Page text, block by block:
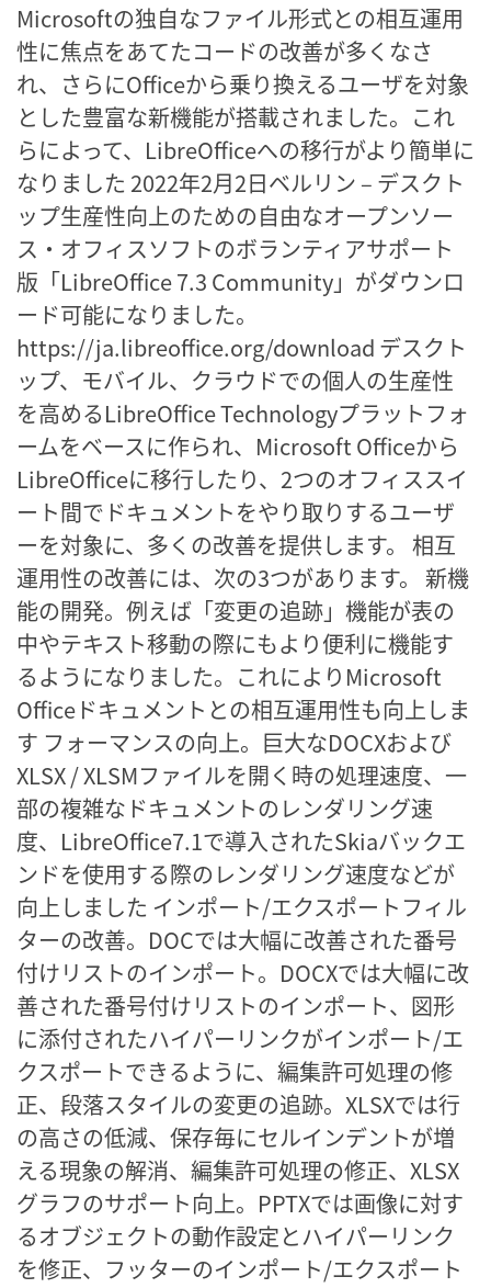
Microsoftの独自なファイル形式との相互運用
性に焦点をあてたコードの改善が多くなさ
れ、さらにOfficeから乗り換えるユーザを対象
とした豊富な新機能が搭載されました。これ
らによって、LibreOfficeへの移行がより簡単に
なりました 2022年2月2日ベルリン – デスクト
ップ生産性向上のための自由なオープンソー
ス・オフィスソフトのボランティアサポート
版「LibreOffice 7.3 Community」がダウンロ
ード可能になりました。
https://ja.libreoffice.org/download デスクト
ップ、モバイル、クラウドでの個人の生産性
を高めるLibreOffice Technologyプラットフォ
ームをベースに作られ、Microsoft Officeから
LibreOfficeに移行したり、2つのオフィススイ
ート間でドキュメントをやり取りするユーザ
ーを対象に、多くの改善を提供します。 相互
運用性の改善には、次の3つがあります。 新機
能の開発。例えば「変更の追跡」機能が表の
中やテキスト移動の際にもより便利に機能す
るようになりました。これによりMicrosoft
Officeドキュメントとの相互運用性も向上しま
す フォーマンスの向上。巨大なDOCXおよび
XLSX / XLSMファイルを開く時の処理速度、一
部の複雑なドキュメントのレンダリング速
度、LibreOffice7.1で導入されたSkiaバックエ
ンドを使用する際のレンダリング速度などが
向上しました インポート/エクスポートフィル
ターの改善。DOCでは大幅に改善された番号
付けリストのインポート。DOCXでは大幅に改
善された番号付けリストのインポート、図形
に添付されたハイパーリンクがインポート/エ
クスポートできるように、編集許可処理の修
正、段落スタイルの変更の追跡。XLSXでは行
の高さの低減、保存毎にセルインデントが増
える現象の解消、編集許可処理の修正、XLSX
グラフのサポート向上。PPTXでは画像に対す
るオブジェクトの動作設定とハイパーリンク
を修正、フッターのインポート/エクスポート